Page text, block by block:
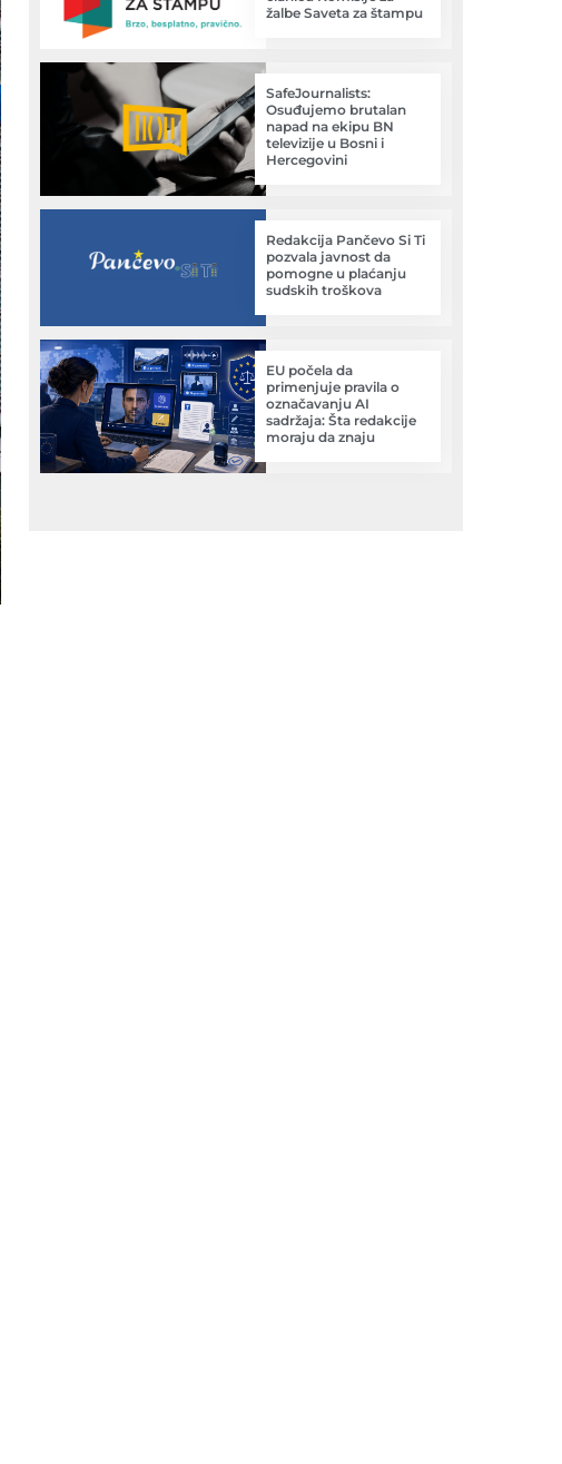
žalbe Saveta za štampu
SafeJournalists:
Osuđujemo brutalan
napad na ekipu BN
televizije u Bosni i
Hercegovini
Redakcija Pančevo Si Ti
pozvala javnost da
pomogne u plaćanju
sudskih troškova
EU počela da
primenjuje pravila o
označavanju AI
sadržaja: Šta redakcije
moraju da znaju